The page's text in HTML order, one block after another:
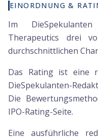
EINORDNUNG &
Im
Therapeutics drei
durchschnittlichen
Das Rating ist eine
DieSpekulanten-
Die
IPO-Rating-Seite.
Eine ausführliche